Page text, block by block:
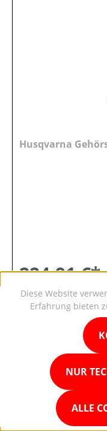
Husqvarna
224,91 €*
Diese Website
Erfahrung bieten
NUR
ALLE